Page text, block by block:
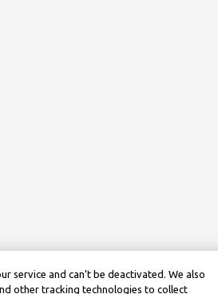
service and can’t be deactivated. We also
other tracking technologies to collect